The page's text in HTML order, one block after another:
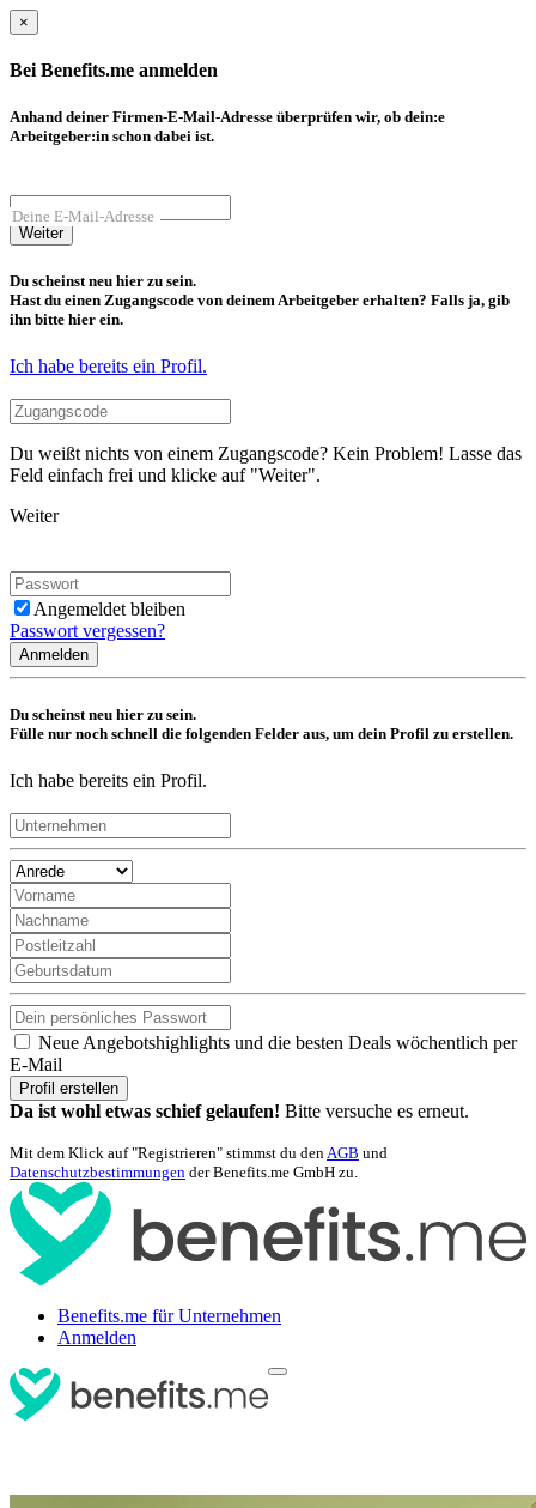
×
Bei Benefits.me anmelden
Anhand deiner Firmen-E-Mail-Adresse überprüfen wir, ob dein:e
Arbeitgeber:in schon dabei ist.
Deine E-Mail-Adresse
Weiter
Du scheinst neu hier zu sein.
Hast du einen Zugangscode von deinem Arbeitgeber erhalten? Falls ja, gib
ihn bitte hier ein.
Ich habe bereits ein Profil.
Du weißt nichts von einem Zugangscode? Kein Problem! Lasse das
Feld einfach frei und klicke auf "Weiter".
Weiter
Angemeldet bleiben
Passwort vergessen?
Anmelden
Du scheinst neu hier zu sein.
Fülle nur noch schnell die folgenden Felder aus, um dein Profil zu erstellen.
Ich habe bereits ein Profil.
Neue Angebotshighlights und die besten Deals wöchentlich per
E-Mail
Profil erstellen
Da ist wohl etwas schief gelaufen! Bitte versuche es erneut.
Mit dem Klick auf "Registrieren" stimmst du denAGB und
Datenschutzbestimmungen der Benefits.me GmbH zu.
Benefits.me für Unternehmen
Anmelden